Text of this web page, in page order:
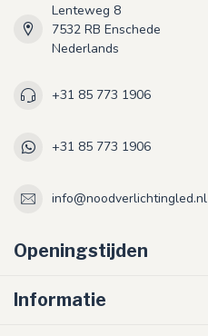
Lenteweg 8
7532 RB Enschede
Nederlands
+31 85 773 1906
+31 85 773 1906
info@noodverlichtingled.nl
Openingstijden
Informatie